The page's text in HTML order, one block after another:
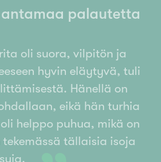
palautetta
oli suora, vilpitön ja
hyvin eläytyvä, tuli
Hänellä on
eikä hän turhia
helppo puhua, mikä on
tällaisia isoja